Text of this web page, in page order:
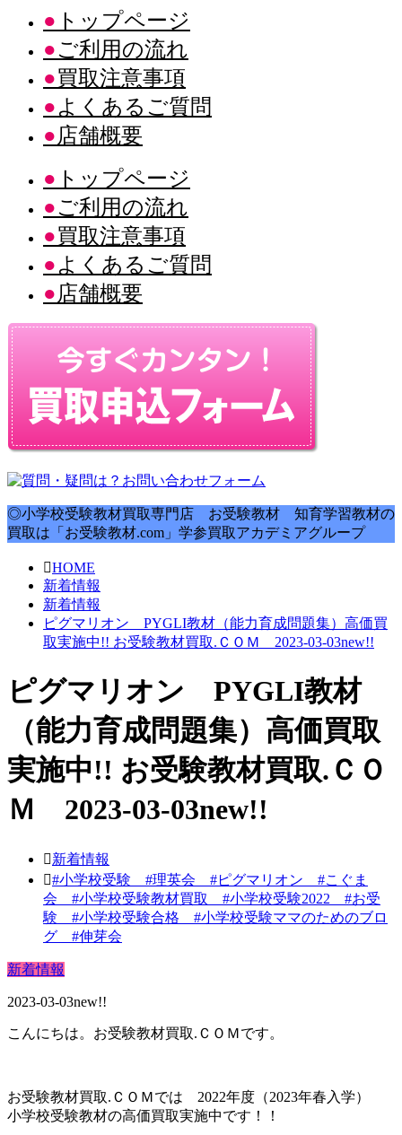
トップページ
ご利用の流れ
買取注意事項
よくあるご質問
店舗概要
トップページ
ご利用の流れ
買取注意事項
よくあるご質問
店舗概要
◎小学校受験教材買取専門店 お受験教材 知育学習教材の
買取は「お受験教材.com」学参買取アカデミアグループ
HOME
新着情報
新着情報
ピグマリオン PYGLI教材（能力育成問題集）高価買
取実施中!! お受験教材買取.ＣＯＭ 2023-03-03new!!
ピグマリオン PYGLI教材
（能力育成問題集）高価買取
実施中!! お受験教材買取.ＣＯ
Ｍ 2023-03-03new!!
新着情報
#小学校受験 #理英会 #ピグマリオン #こぐま
会 #小学校受験教材買取 #小学校受験2022 #お受
験 #小学校受験合格 #小学校受験ママのためのブロ
グ #伸芽会
新着情報
2023-03-03new!!
こんにちは。お受験教材買取.ＣＯＭです。
お受験教材買取.ＣＯＭでは 2022年度（2023年春入学）
小学校受験教材の高価買取実施中です！！